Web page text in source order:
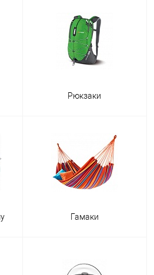
іншого.
товарів для туризму та
Рюкзаки
Гамаки